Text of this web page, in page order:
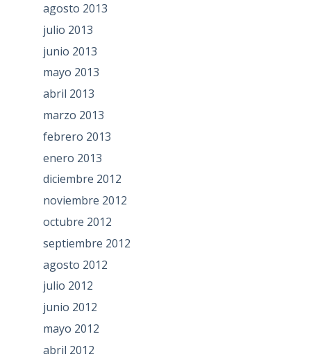
agosto 2013
julio 2013
junio 2013
mayo 2013
abril 2013
marzo 2013
febrero 2013
enero 2013
diciembre 2012
noviembre 2012
octubre 2012
septiembre 2012
agosto 2012
julio 2012
junio 2012
mayo 2012
abril 2012